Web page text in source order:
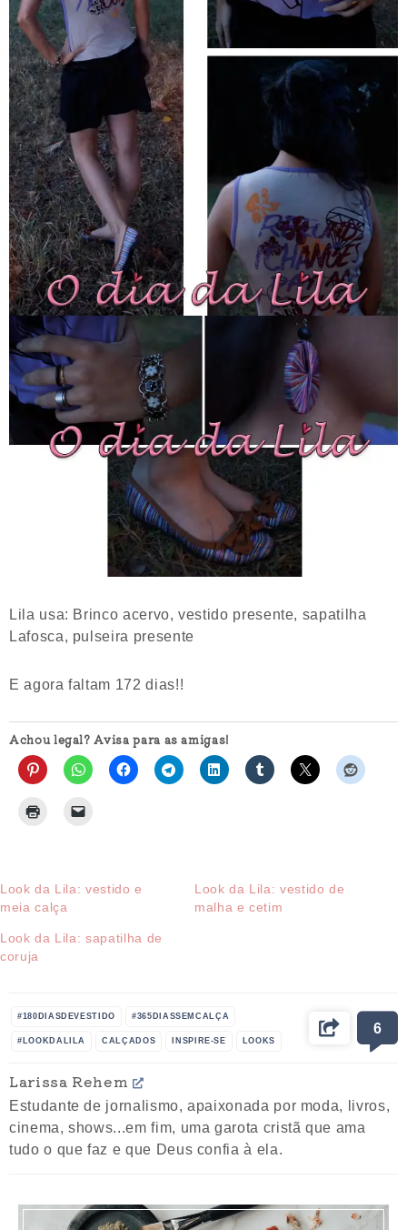
Lila usa: Brinco acervo, vestido presente, sapatilha
Lafosca, pulseira presente
E agora faltam 172 dias!!
Achou legal? Avisa para as amigas!
Look da Lila: vestido e
meia calça
Look da Lila: vestido de
malha e cetim
Look da Lila: sapatilha de
coruja
#180DIASDEVESTIDO #365DIASSEMCALÇA
#LOOKDALILA CALÇADOS INSPIRE-SE LOOKS
6
Larissa Rehem
Estudante de jornalismo, apaixonada por moda, livros,
cinema, shows...em fim, uma garota cristã que ama
tudo o que faz e que Deus confia à ela.